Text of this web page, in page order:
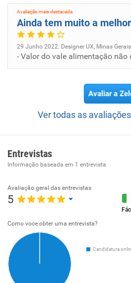
Missão:
Oferecer amparo e cuidado está
temos como missão: “Inspirar
Avaliação mais destacada
Ainda tem muito a
29 Junho 2022. Designer UX, Minas Gerais
Avaliar a
Ver todas as
Entrevistas
Informação baseada em 1 entrevista
Avaliação geral das entrevistas
5
Como voce obter uma entrevista?
Candidatura